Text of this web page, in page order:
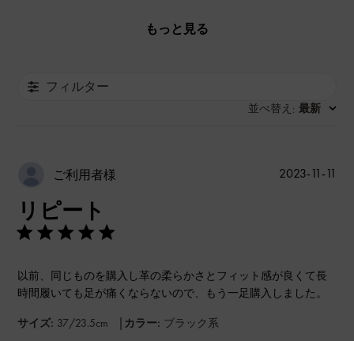
もっと見る
フィルター
並べ替え : 最新
ご利用者様
リピート
以前、同じものを購入し革の柔らかさとフィット感が良くて長
時間履いても足が痛くならないので、もう一足購入しました。
サイズ: 37/23.5cm | カラー: ブラック系
2023-11-11